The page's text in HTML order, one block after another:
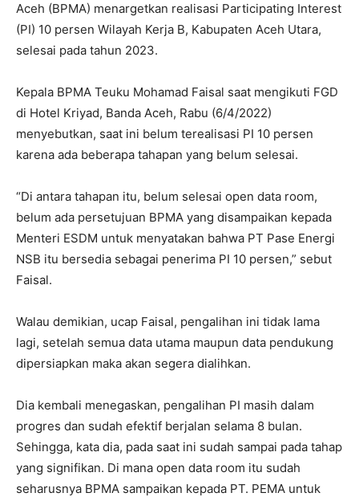
Aceh (BPMA) menargetkan realisasi Participating Interest
(PI) 10 persen Wilayah Kerja B, Kabupaten Aceh Utara,
selesai pada tahun 2023.
Kepala BPMA Teuku Mohamad Faisal saat mengikuti FGD
di Hotel Kriyad, Banda Aceh, Rabu (6/4/2022)
menyebutkan, saat ini belum terealisasi PI 10 persen
karena ada beberapa tahapan yang belum selesai.
“Di antara tahapan itu, belum selesai open data room,
belum ada persetujuan BPMA yang disampaikan kepada
Menteri ESDM untuk menyatakan bahwa PT Pase Energi
NSB itu bersedia sebagai penerima PI 10 persen,” sebut
Faisal.
Walau demikian, ucap Faisal, pengalihan ini tidak lama
lagi, setelah semua data utama maupun data pendukung
dipersiapkan maka akan segera dialihkan.
Dia kembali menegaskan, pengalihan PI masih dalam
progres dan sudah efektif berjalan selama 8 bulan.
Sehingga, kata dia, pada saat ini sudah sampai pada tahap
yang signifikan. Di mana open data room itu sudah
seharusnya BPMA sampaikan kepada PT. PEMA untuk